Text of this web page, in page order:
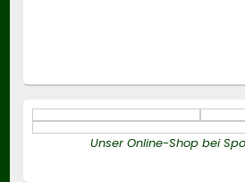
Unser Online-Shop bei